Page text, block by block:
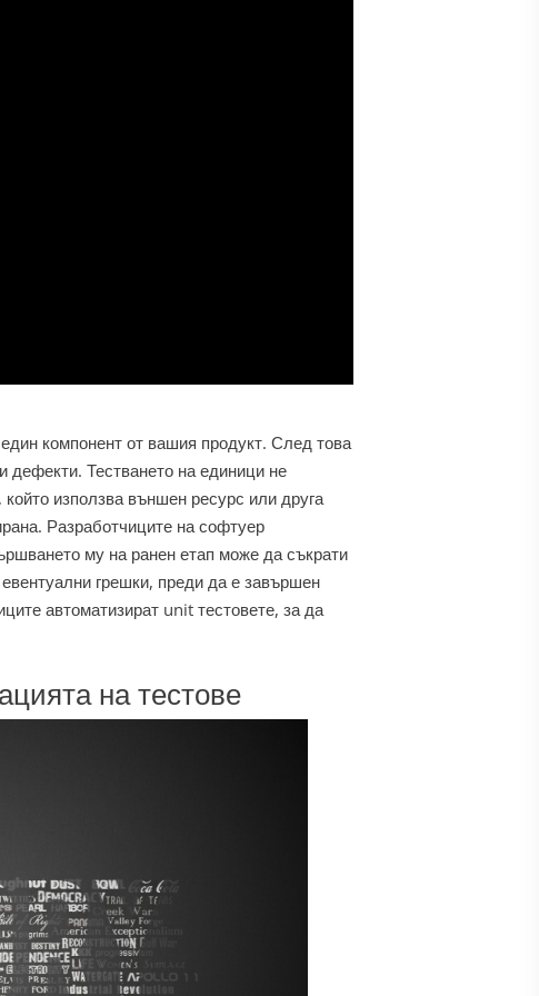
компонент от вашия продукт. След това
дефекти. Тестването на единици не
използва външен ресурс или друга
Разработчиците на софтуер
му на ранен етап може да съкрати
грешки, преди да е завършен
автоматизират unit тестовете, за да
на тестове